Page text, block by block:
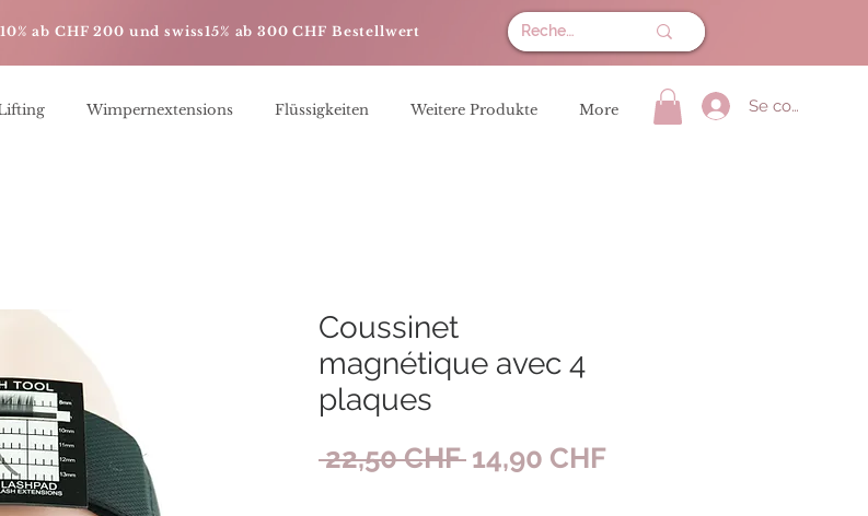
ab CHF 200 und swiss15% ab 300 CHF Bestellwert
Se connecter
Wimpernextensions Flüssigkeiten Weitere Produkte More
Coussinet
magnétique avec 4
plaques
22,50 CHF Prix
14,90 CHFPrix